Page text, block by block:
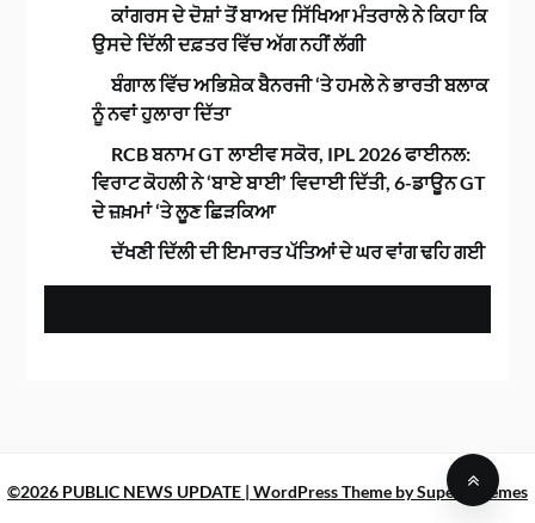
ਕਾਂਗਰਸ ਦੇ ਦੋਸ਼ਾਂ ਤੋਂ ਬਾਅਦ ਸਿੱਖਿਆ ਮੰਤਰਾਲੇ ਨੇ ਕਿਹਾ ਕਿ
ਉਸਦੇ ਦਿੱਲੀ ਦਫ਼ਤਰ ਵਿੱਚ ਅੱਗ ਨਹੀਂ ਲੱਗੀ
ਬੰਗਾਲ ਵਿੱਚ ਅਭਿਸ਼ੇਕ ਬੈਨਰਜੀ ‘ਤੇ ਹਮਲੇ ਨੇ ਭਾਰਤੀ ਬਲਾਕ
ਨੂੰ ਨਵਾਂ ਹੁਲਾਰਾ ਦਿੱਤਾ
RCB ਬਨਾਮ GT ਲਾਈਵ ਸਕੋਰ, IPL 2026 ਫਾਈਨਲ:
ਵਿਰਾਟ ਕੋਹਲੀ ਨੇ ‘ਬਾਏ ਬਾਈ’ ਵਿਦਾਈ ਦਿੱਤੀ, 6-ਡਾਊਨ GT
ਦੇ ਜ਼ਖ਼ਮਾਂ ‘ਤੇ ਲੂਣ ਛਿੜਕਿਆ
ਦੱਖਣੀ ਦਿੱਲੀ ਦੀ ਇਮਾਰਤ ਪੱਤਿਆਂ ਦੇ ਘਰ ਵਾਂਗ ਢਹਿ ਗਈ
©2026 PUBLIC NEWS UPDATE | WordPress Theme bySuperbThemes